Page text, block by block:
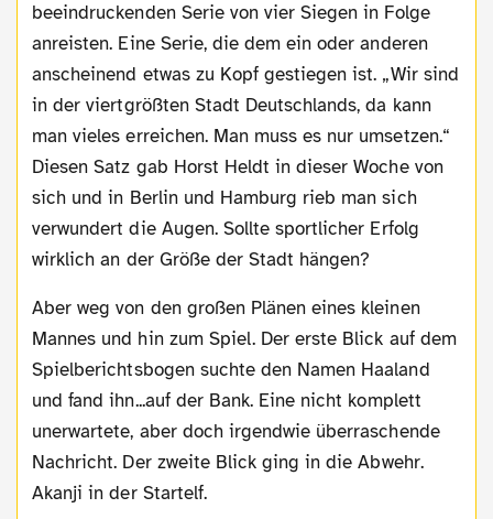
beeindruckenden Serie von vier Siegen in Folge
anreisten. Eine Serie, die dem ein oder anderen
anscheinend etwas zu Kopf gestiegen ist. „Wir sind
in der viertgrößten Stadt Deutschlands, da kann
man vieles erreichen. Man muss es nur umsetzen.“
Diesen Satz gab Horst Heldt in dieser Woche von
sich und in Berlin und Hamburg rieb man sich
verwundert die Augen. Sollte sportlicher Erfolg
wirklich an der Größe der Stadt hängen?
Aber weg von den großen Plänen eines kleinen
Mannes und hin zum Spiel. Der erste Blick auf dem
Spielberichtsbogen suchte den Namen Haaland
und fand ihn...auf der Bank. Eine nicht komplett
unerwartete, aber doch irgendwie überraschende
Nachricht. Der zweite Blick ging in die Abwehr.
Akanji in der Startelf.